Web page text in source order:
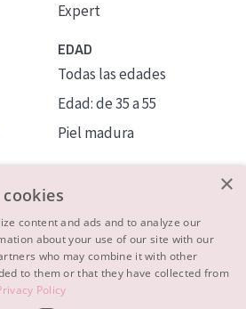
Expert
EDAD
Todas las edades
Edad: de 35 a 55
Piel madura
×
content and ads and to analyze our
about your use of our site with our
who may combine it with other
to them or that they have collected from
Policy